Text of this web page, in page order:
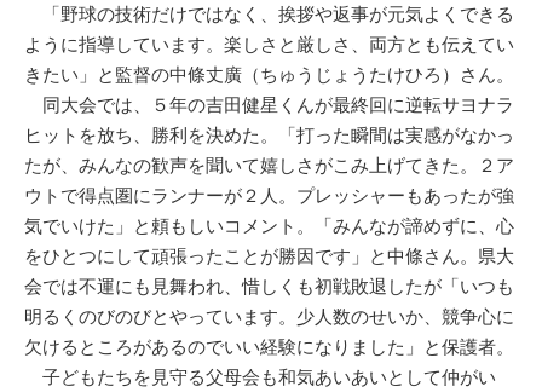
「野球の技術だけではなく、挨拶や返事が元気よくできる
ように指導しています。楽しさと厳しさ、両方とも伝えてい
きたい」と監督の中條丈廣（ちゅうじょうたけひろ）さん。
同大会では、５年の吉田健星くんが最終回に逆転サヨナラ
ヒットを放ち、勝利を決めた。「打った瞬間は実感がなかっ
たが、みんなの歓声を聞いて嬉しさがこみ上げてきた。２ア
ウトで得点圏にランナーが２人。プレッシャーもあったが強
気でいけた」と頼もしいコメント。「みんなが諦めずに、心
をひとつにして頑張ったことが勝因です」と中條さん。県大
会では不運にも見舞われ、惜しくも初戦敗退したが「いつも
明るくのびのびとやっています。少人数のせいか、競争心に
欠けるところがあるのでいい経験になりました」と保護者。
子どもたちを見守る父母会も和気あいあいとして仲がい